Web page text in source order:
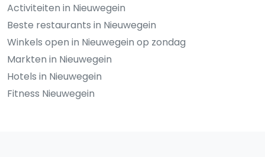
Activiteiten in Nieuwegein
Beste restaurants in Nieuwegein
Winkels open in Nieuwegein op zondag
Markten in Nieuwegein
Hotels in Nieuwegein
Fitness Nieuwegein